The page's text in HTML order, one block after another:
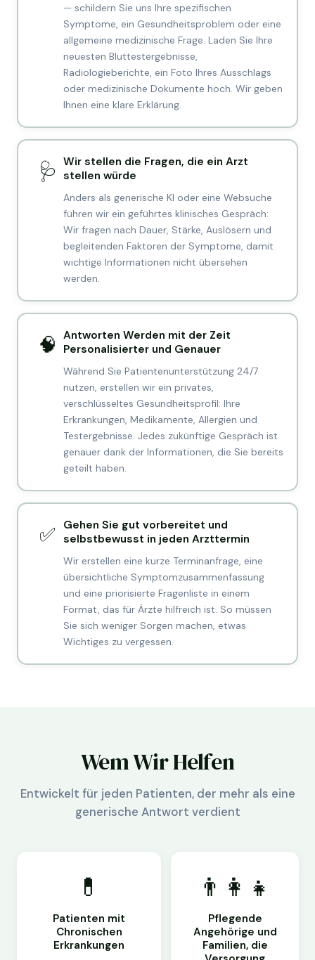
— schildern Sie uns Ihre spezifischen
Symptome, ein Gesundheitsproblem oder eine
allgemeine medizinische Frage. Laden Sie Ihre
neuesten Bluttestergebnisse,
Radiologieberichte, ein Foto Ihres Ausschlags
oder medizinische Dokumente hoch. Wir geben
Ihnen eine klare Erklärung.
🩺 Wir stellen die Fragen, die ein Arzt
stellen würde
Anders als generische KI oder eine Websuche
führen wir ein geführtes klinisches Gespräch:
Wir fragen nach Dauer, Stärke, Auslösern und
begleitenden Faktoren der Symptome, damit
wichtige Informationen nicht übersehen
werden.
🧠 Antworten Werden mit der Zeit
Personalisierter und Genauer
Während Sie Patientenunterstützung 24/7
nutzen, erstellen wir ein privates,
verschlüsseltes Gesundheitsprofil: Ihre
Erkrankungen, Medikamente, Allergien und
Testergebnisse. Jedes zukünftige Gespräch ist
genauer dank der Informationen, die Sie bereits
geteilt haben.
✅
Gehen Sie gut vorbereitet und
selbstbewusst in jeden Arzttermin
Wir erstellen eine kurze Terminanfrage, eine
übersichtliche Symptomzusammenfassung
und eine priorisierte Fragenliste in einem
Format, das für Ärzte hilfreich ist. So müssen
Sie sich weniger Sorgen machen, etwas
Wichtiges zu vergessen.
Wem Wir Helfen
Entwickelt für jeden Patienten, der mehr als eine
generische Antwort verdient
💊
Patienten mit
Chronischen
Erkrankungen
👨‍👩‍👧
Pflegende
Angehörige und
Familien, die